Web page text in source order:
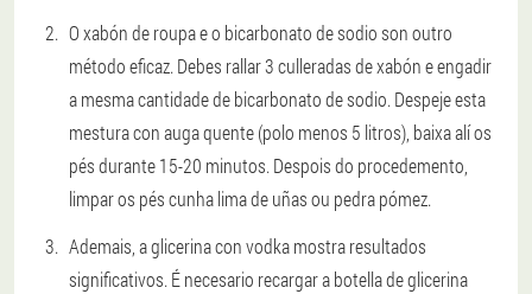
O xabón de roupa e o bicarbonato de sodio son outro
método eficaz. Debes rallar 3 culleradas de xabón e engadir
a mesma cantidade de bicarbonato de sodio. Despeje esta
mestura con auga quente (polo menos 5 litros), baixa alí os
pés durante 15-20 minutos. Despois do procedemento,
limpar os pés cunha lima de uñas ou pedra pómez.
Ademais, a glicerina con vodka mostra resultados
significativos. É necesario recargar a botella de glicerina